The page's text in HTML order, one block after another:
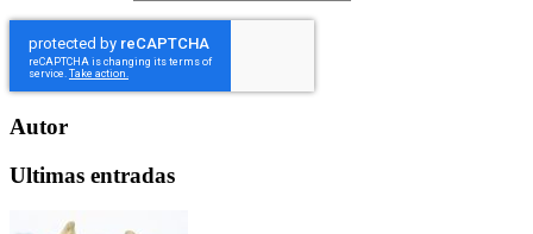
Autor
Ultimas entradas